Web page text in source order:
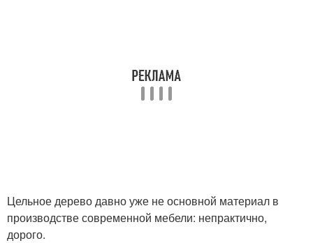
Цельное дерево давно уже не основной материал в
производстве современной мебели: непрактично,
дорого.